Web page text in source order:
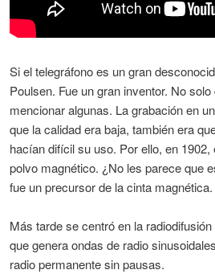
Si el telegráfono es un gran
Poulsen. Fue un gran inventor. No
mencionar algunas. La grabación en
que la calidad era baja, también era
hacían difícil su uso. Por ello, en
polvo magnético. ¿No les parece que
fue un precursor de la cinta magnética.
Más tarde se centró en la
que genera ondas de radio
radio permanente sin pausas.